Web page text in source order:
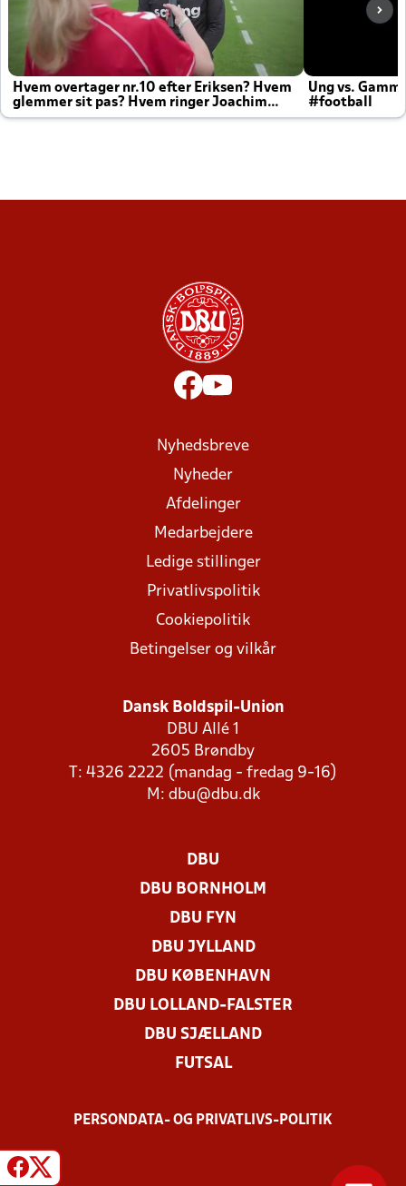
Hvem overtager nr.10 efter Eriksen? Hvem
glemmer sit pas? Hvem ringer Joachim
altid til efter kampe?
Ung vs.
#football
Nyhedsbreve
Nyheder
Afdelinger
Medarbejdere
Ledige stillinger
Privatlivspolitik
Cookiepolitik
Betingelser og vilkår
Dansk Boldspil-Union
DBU Allé 1
2605 Brøndby
T: 4326 2222 (mandag - fredag 9-16)
M: dbu@dbu.dk
DBU
DBU BORNHOLM
DBU FYN
DBU JYLLAND
DBU KØBENHAVN
DBU LOLLAND-FALSTER
DBU SJÆLLAND
FUTSAL
PERSONDATA- OG PRIVATLIVS-POLITIK